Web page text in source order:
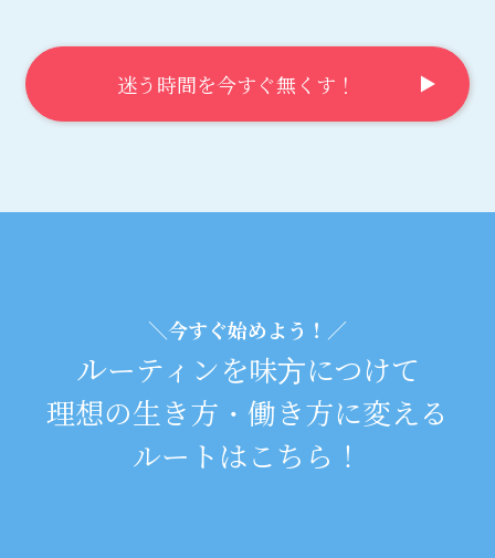
迷う時間を今すぐ無くす！
＼今すぐ始めよう！ ／
ルーティンを味方につけて
理想の生き方・働き方に変える
ルートはこちら！